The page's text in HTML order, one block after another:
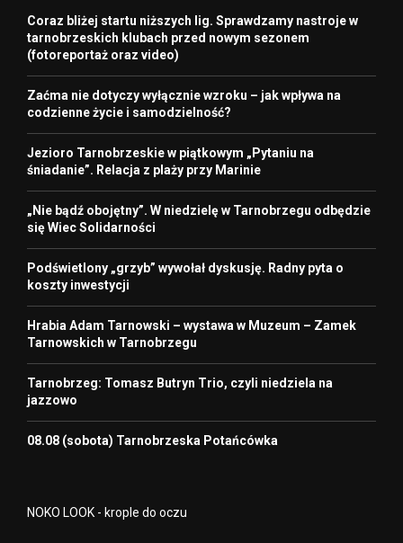
Coraz bliżej startu niższych lig. Sprawdzamy nastroje w
tarnobrzeskich klubach przed nowym sezonem
(fotoreportaż oraz video)
Zaćma nie dotyczy wyłącznie wzroku – jak wpływa na
codzienne życie i samodzielność?
Jezioro Tarnobrzeskie w piątkowym „Pytaniu na
śniadanie”. Relacja z plaży przy Marinie
„Nie bądź obojętny”. W niedzielę w Tarnobrzegu odbędzie
się Wiec Solidarności
Podświetlony „grzyb” wywołał dyskusję. Radny pyta o
koszty inwestycji
Hrabia Adam Tarnowski – wystawa w Muzeum – Zamek
Tarnowskich w Tarnobrzegu
Tarnobrzeg: Tomasz Butryn Trio, czyli niedziela na
jazzowo
08.08 (sobota) Tarnobrzeska Potańcówka
NOKO LOOK - krople do oczu